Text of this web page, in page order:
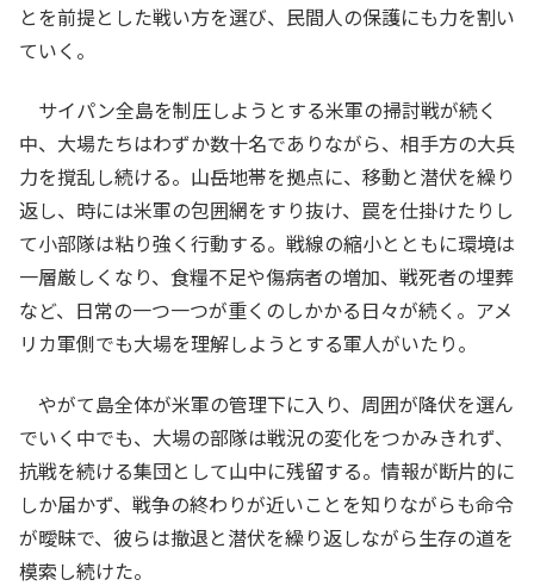
とを前提とした戦い方を選び、民間人の保護にも力を割い
ていく。
サイパン全島を制圧しようとする米軍の掃討戦が続く
中、大場たちはわずか数十名でありながら、相手方の大兵
力を撹乱し続ける。山岳地帯を拠点に、移動と潜伏を繰り
返し、時には米軍の包囲網をすり抜け、罠を仕掛けたりし
て小部隊は粘り強く行動する。戦線の縮小とともに環境は
一層厳しくなり、食糧不足や傷病者の増加、戦死者の埋葬
など、日常の一つ一つが重くのしかかる日々が続く。アメ
リカ軍側でも大場を理解しようとする軍人がいたり。
やがて島全体が米軍の管理下に入り、周囲が降伏を選ん
でいく中でも、大場の部隊は戦況の変化をつかみきれず、
抗戦を続ける集団として山中に残留する。情報が断片的に
しか届かず、戦争の終わりが近いことを知りながらも命令
が曖昧で、彼らは撤退と潜伏を繰り返しながら生存の道を
模索し続けた。